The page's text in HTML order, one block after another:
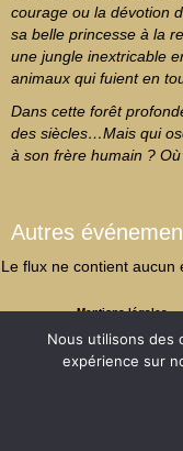
courage ou la dévotion
sa belle princesse à la
une jungle inextricable
animaux qui fuient en
Dans cette forêt
des siècles…Mais qui
à son frère humain ?
Autres
Le flux ne contient aucun
Mentions légales
Nous utilisons des
expérience sur